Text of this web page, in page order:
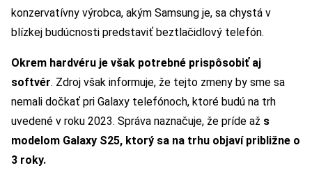
konzervatívny výrobca, akým Samsung je, sa chystá v
blízkej budúcnosti predstaviť beztlačidlový telefón.
Okrem hardvéru je však potrebné prispôsobiť aj
softvér. Zdroj však informuje, že tejto zmeny by sme sa
nemali dočkať pri Galaxy telefónoch, ktoré budú na trh
uvedené v roku 2023. Správa naznačuje, že príde až s
modelom Galaxy S25, ktorý sa na trhu objaví približne o
3 roky.